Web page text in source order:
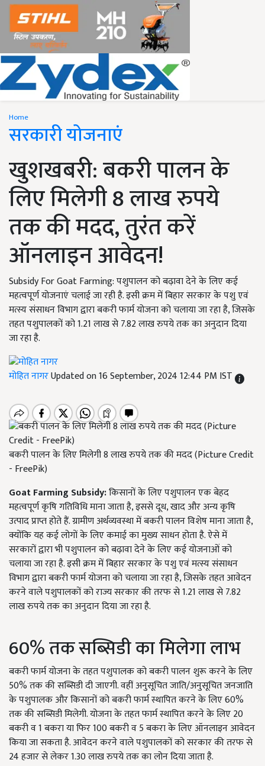
Home
सरकारी योजनाएं
खुशखबरी: बकरी पालन के
लिए मिलेगी 8 लाख रुपये
तक की मदद, तुरंत करें
ऑनलाइन आवेदन!
Subsidy For Goat Farming: पशुपालन को बढ़ावा देने के लिए कई
महत्वपूर्ण योजनाएं चलाई जा रही है. इसी क्रम में बिहार सरकार के पशु एवं
मत्स्य संसाधन विभाग द्वारा बकरी फार्म योजना को चलाया जा रहा है, जिसके
तहत पशुपालकों को 1.21 लाख से 7.82 लाख रुपये तक का अनुदान दिया
जा रहा है.
मोहित नागरUpdated on 16 September, 2024 12:44 PM IST
बकरी पालन के लिए मिलेगी 8 लाख रुपये तक की मदद (Picture Credit
- FreePik)
Goat Farming Subsidy:किसानों के लिए पशुपालन एक बेहद
महत्वपूर्ण कृषि गतिविधि माना जाता है, इससे दूध, खाद और अन्य कृषि
उत्पाद प्राप्त होते हैं. ग्रामीण अर्थव्यवस्था में बकरी पालन विशेष माना जाता है,
क्योंकि यह कई लोगों के लिए कमाई का मुख्य साधन होता है. ऐसे में
सरकारों द्वारा भी पशुपालन को बढ़ावा देने के लिए कई योजनाओं को
चलाया जा रहा है. इसी क्रम में बिहार सरकार के पशु एवं मत्स्य संसाधन
विभाग द्वारा बकरी फार्म योजना को चलाया जा रहा है, जिसके तहत आवेदन
करने वाले पशुपालकों को राज्य सरकार की तरफ से 1.21 लाख से 7.82
लाख रुपये तक का अनुदान दिया जा रहा है.
60% तक सब्सिडी का मिलेगा लाभ
बकरी फार्म योजना के तहत पशुपालक को बकरी पालन शुरू करने के लिए
50% तक की सब्सिडी दी जाएगी. वहीं अनुसूचित जाति/अनुसूचित जनजाति
के पशुपालक और किसानों को बकरी फार्म स्थापित करने के लिए 60%
तक की सब्सिडी मिलेगी. योजना के तहत फार्म स्थापित करने के लिए 20
बकरी व 1 बकरा या फिर 100 बकरी व 5 बकरा के लिए ऑनलाइन आवेदन
किया जा सकता है. आवेदन करने वाले पशुपालकों को सरकार की तरफ से
24 हजार से लेकर 1.30 लाख रुपये तक का लोन दिया जाता है.